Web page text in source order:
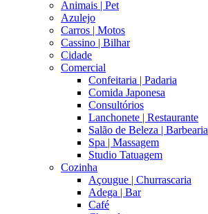
Animais | Pet
Azulejo
Carros | Motos
Cassino | Bilhar
Cidade
Comercial
Confeitaria | Padaria
Comida Japonesa
Consultórios
Lanchonete | Restaurante
Salão de Beleza | Barbearia
Spa | Massagem
Studio Tatuagem
Cozinha
Açougue | Churrascaria
Adega | Bar
Café